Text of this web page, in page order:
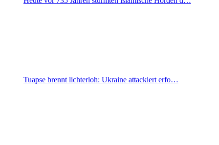
Tuapse brennt lichterloh: Ukraine attackiert erfo…